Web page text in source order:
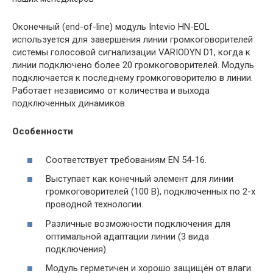
Оконечный (end-of-line) модуль Intevio HN-EOL
используется для завершения линии громкоговорителей
системы голосовой сигнализации VARIODYN D1, когда к
линии подключено более 20 громкоговорителей. Модуль
подключается к последнему громкоговорителю в линии.
Работает независимо от количества и выхода
подключенных динамиков.
Особенности
Соответствует требованиям EN 54-16.
Выступает как конечный элемент для линии
громкоговорителей (100 В), подключенных по 2-х
проводной технологии.
Различные возможности подключения для
оптимальной адаптации линии (3 вида
подключения).
Модуль герметичен и хорошо защищён от влаги.